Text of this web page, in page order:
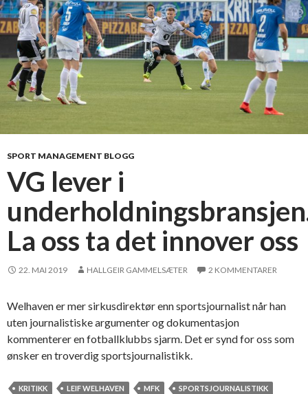
a
t
e
t
-
o
v
r
a
s
k
l
s
e
r
g
SPORT MANAGEMENT BLOGG
VG lever i
La oss ta det innover oss
22. MAI 2019 HALLGEIR GAMMELSÆTER 2 KOMMENTARER
Welhaven er mer sirkusdirektør enn sportsjournalist når han
uten journalistiske argumenter og dokumentasjon
kommenterer en fotballklubbs sjarm. Det er synd for oss som
ønsker en troverdig sportsjournalistikk.
KRITIKK LEIF WELHAVEN MFK
SPORTSJOURNALISTIKK